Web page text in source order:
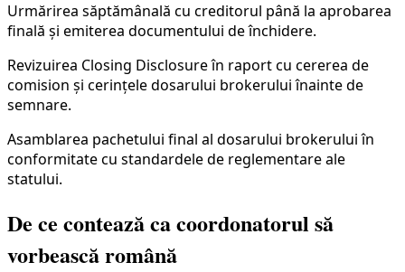
Urmărirea săptămânală cu creditorul până la aprobarea
finală și emiterea documentului de închidere.
Revizuirea Closing Disclosure în raport cu cererea de
comision și cerințele dosarului brokerului înainte de
semnare.
Asamblarea pachetului final al dosarului brokerului în
conformitate cu standardele de reglementare ale
statului.
De ce contează ca coordonatorul să
vorbească română